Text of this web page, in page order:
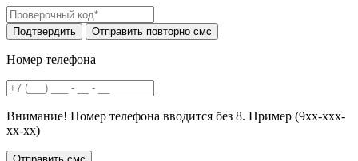
Номер телефона
Внимание! Номер телефона вводится без 8. Пример (9хх-ххх-
хх-хх)